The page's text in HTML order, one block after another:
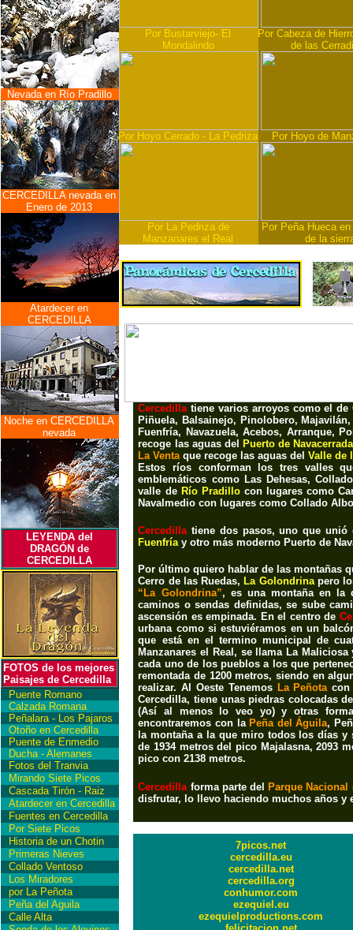
Nevada en Río Pradillo
CERCEDILLA nevada en
Enero de 2013
Atardecer en
CERCEDILLA
Noche en CERCEDILLA
nevada
LEYENDA del
DRAGÓN de
CERCEDILLA
FOTOS de los mejores
Paisajes de Cercedilla
Puente Romano
Calzada Romana
Peñalara - Los Pajaros
Otoño en Cercedilla
Puente de Enmedio
Ducha - Alemanes
Fotos del Tranvia
Mirando Siete Picos
Cascada Tirón - Raiz
Atardecer en Cercedilla
Fuentes en Cercedilla
Por Siete Picos
Historia de un Chotin
Primeras Nieves
Collado Ventoso
Los Miradores
por La Peñota
Peña del Aguila
Calle Alta
Por Bustarviejo- El
Mondalindo
Por Cabeza de
de las
Por Hoyo Cerrado - La Pedriza Por Hoyo de
Por La Pedriza de
Manzanares el Real
Por Peña Hueca
de la
Cercedillatiene varios arroyos como el de
Piñuela, Balsainejo, Pinolobero,
Fuenfría, Navazuela, Acebos, Arranque,
recoge las aguas del
Puerto de Navacerrada
La Ventaque recoge las aguas delValle de
Estos ríos conforman los tres valles
emblemáticos como Las Dehesas,
valle de Río Pradillocon lugares como
Navalmedio con lugares comoCollado
Cercedillatiene dos pasos, uno que unió
Fuenfríay otro más moderno Puerto de
Por último quiero hablar de las montañas
Cerro de las Ruedas, La Golondrinapero
“La Golondrina”, es una montaña en la
caminos o sendas definidas, se sube
ascensión es empinada. En el centro de
urbana como si estuviéramos en un
que está en el termino municipal de
Manzanares el Real, se llama La
cada uno de los pueblos a los que
remontada de 1200 metros, siendo en
realizar. Al Oeste Tenemos La Peñotacon
Cercedilla, tiene unas piedras colocadas
(Así al menos lo veo yo) y otras
encontraremos con la Peña del Águila,
la montaña a la que miro todos los días
de 1934 metros del pico Majalasna, 2093
pico con 2138 metros.
Cercedillaforma parte del
Parque
disfrutar, lo llevo haciendo muchos años y
7picos.net
cercedilla.eu
cercedilla.net
cercedilla.org
conhumor.com
ezequiel.eu
ezequielproductions.com